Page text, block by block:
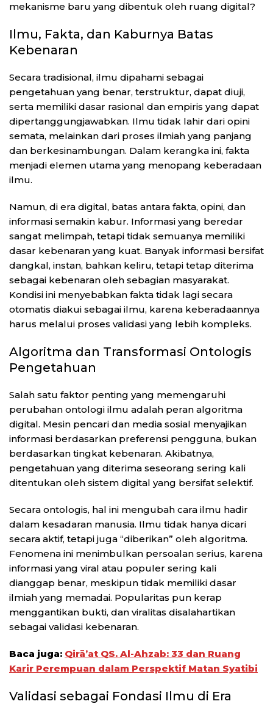
mekanisme baru yang dibentuk oleh ruang digital?
Ilmu, Fakta, dan Kaburnya Batas
Kebenaran
Secara tradisional, ilmu dipahami sebagai
pengetahuan yang benar, terstruktur, dapat diuji,
serta memiliki dasar rasional dan empiris yang dapat
dipertanggungjawabkan. Ilmu tidak lahir dari opini
semata, melainkan dari proses ilmiah yang panjang
dan berkesinambungan. Dalam kerangka ini, fakta
menjadi elemen utama yang menopang keberadaan
ilmu.
Namun, di era digital, batas antara fakta, opini, dan
informasi semakin kabur. Informasi yang beredar
sangat melimpah, tetapi tidak semuanya memiliki
dasar kebenaran yang kuat. Banyak informasi bersifat
dangkal, instan, bahkan keliru, tetapi tetap diterima
sebagai kebenaran oleh sebagian masyarakat.
Kondisi ini menyebabkan fakta tidak lagi secara
otomatis diakui sebagai ilmu, karena keberadaannya
harus melalui proses validasi yang lebih kompleks.
Algoritma dan Transformasi Ontologis
Pengetahuan
Salah satu faktor penting yang memengaruhi
perubahan ontologi ilmu adalah peran algoritma
digital. Mesin pencari dan media sosial menyajikan
informasi berdasarkan preferensi pengguna, bukan
berdasarkan tingkat kebenaran. Akibatnya,
pengetahuan yang diterima seseorang sering kali
ditentukan oleh sistem digital yang bersifat selektif.
Secara ontologis, hal ini mengubah cara ilmu hadir
dalam kesadaran manusia. Ilmu tidak hanya dicari
secara aktif, tetapi juga “diberikan” oleh algoritma.
Fenomena ini menimbulkan persoalan serius, karena
informasi yang viral atau populer sering kali
dianggap benar, meskipun tidak memiliki dasar
ilmiah yang memadai. Popularitas pun kerap
menggantikan bukti, dan viralitas disalahartikan
sebagai validasi kebenaran.
Baca juga: Qirā’at QS. Al-Ahzab: 33 dan Ruang
Karir Perempuan dalam Perspektif Matan Syatibi
Validasi sebagai Fondasi Ilmu di Era